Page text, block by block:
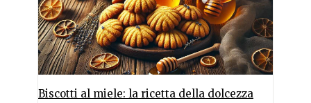
Biscotti al miele: la ricetta della dolcezza